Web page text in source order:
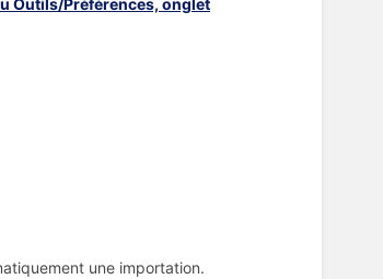
Outils/Préférences, onglet
une importation.